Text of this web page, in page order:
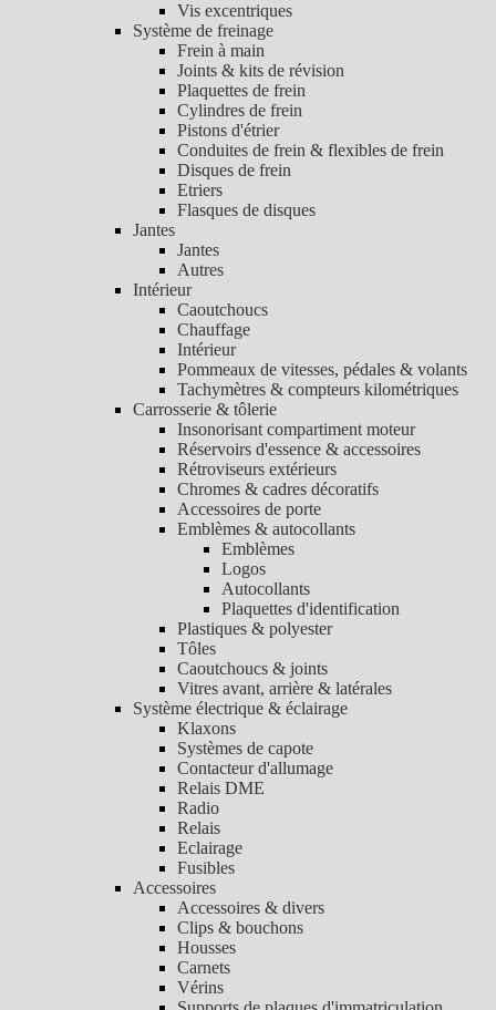
Vis excentriques
Système de freinage
Frein à main
Joints & kits de révision
Plaquettes de frein
Cylindres de frein
Pistons d'étrier
Conduites de frein & flexibles de frein
Disques de frein
Etriers
Flasques de disques
Jantes
Jantes
Autres
Intérieur
Caoutchoucs
Chauffage
Intérieur
Pommeaux de vitesses, pédales & volants
Tachymètres & compteurs kilométriques
Carrosserie & tôlerie
Insonorisant compartiment moteur
Réservoirs d'essence & accessoires
Rétroviseurs extérieurs
Chromes & cadres décoratifs
Accessoires de porte
Emblèmes & autocollants
Emblèmes
Logos
Autocollants
Plaquettes d'identification
Plastiques & polyester
Tôles
Caoutchoucs & joints
Vitres avant, arrière & latérales
Système électrique & éclairage
Klaxons
Systèmes de capote
Contacteur d'allumage
Relais DME
Radio
Relais
Eclairage
Fusibles
Accessoires
Accessoires & divers
Clips & bouchons
Housses
Carnets
Vérins